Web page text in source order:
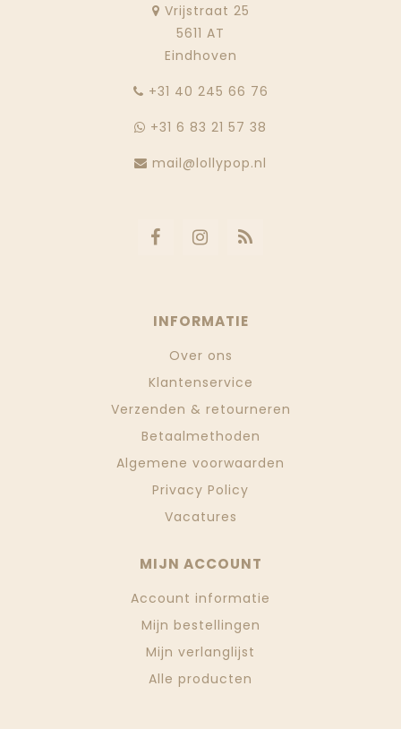
Vrijstraat 25
5611 AT
Eindhoven
‭+31 40 245 66 76
+31 6 83 21 57 38
mail@lollypop.nl
INFORMATIE
Over ons
Klantenservice
Verzenden & retourneren
Betaalmethoden
Algemene voorwaarden
Privacy Policy
Vacatures
MIJN ACCOUNT
Account informatie
Mijn bestellingen
Mijn verlanglijst
Alle producten